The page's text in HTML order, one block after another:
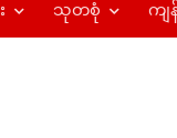
သုတစုံ ကျ